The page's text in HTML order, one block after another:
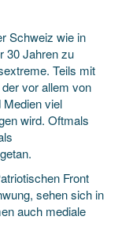
Schweiz wie in
30 Jahren zu
Teils mit
vor allem von
Medien viel
wird. Oftmals
Front
sehen sich in
auch mediale